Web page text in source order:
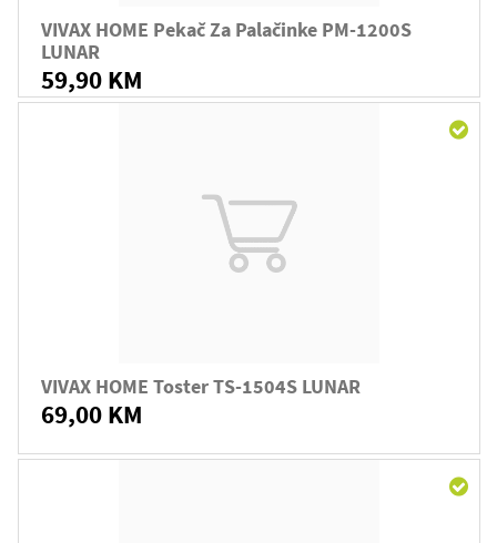
VIVAX HOME Pekač Za Palačinke PM-1200S
LUNAR
59,90 KM
VIVAX HOME Toster TS-1504S LUNAR
69,00 KM